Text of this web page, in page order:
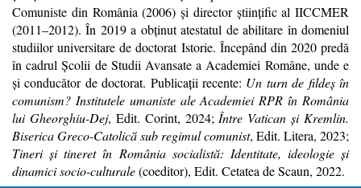
Comuniste din România (2006) şi director ştiinţific al IICCMER
(2011–2012). În 2019 a obţinut atestatul de abilitare în domeniul
studiilor universitare de doctorat Istorie. Începând din 2020 predă
în cadrul Şcolii de Studii Avansate a Academiei Române, unde e
şi conducător de doctorat. Publicații recente: Un turn de fildeș în
comunism? Institutele umaniste ale Academiei RPR în România
lui Gheorghiu-Dej, Edit. Corint, 2024; Între Vatican și Kremlin.
Biserica Greco-Catolică sub regimul comunist, Edit. Litera, 2023;
Tineri și tineret în România socialistă: Identitate, ideologie și
dinamici socio-culturale(coeditor), Edit. Cetatea de Scaun, 2022.